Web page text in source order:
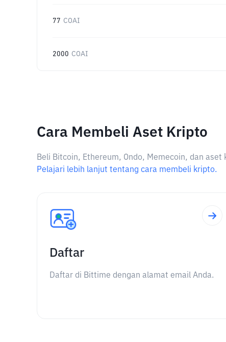
77 COAI
2000 COAI
Cara Membeli Aset Kripto
Beli Bitcoin, Ethereum, Ondo, Memecoin, dan
Pelajari lebih lanjut tentang cara membeli kripto.
Daftar
Daftar di Bittime dengan alamat email Anda.